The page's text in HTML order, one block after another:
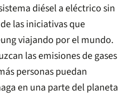
diésel a eléctrico sin
las iniciativas que
viajando por el mundo.
las emisiones de gases
personas puedan
en una parte del planeta